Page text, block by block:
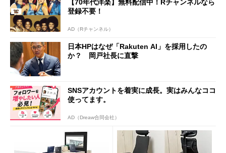
【70年代洋楽】無料配信中！Rチャンネルなら
登録不要！
AD（Rチャンネル）
日本HPはなぜ「Rakuten AI」を採用したの
か？ 岡戸社長に直撃
SNSアカウントを着実に成長。実はみんなココ
使ってます。
AD（Dreaw合同会社）